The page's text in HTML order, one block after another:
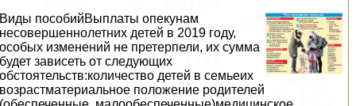
Виды пособийВыплаты опекунам
несовершеннолетних детей в 2019 году,
особых изменений не претерпели, их сумма
будет зависеть от следующих
обстоятельств:количество детей в семьеих
возрастматериальное положение родителей